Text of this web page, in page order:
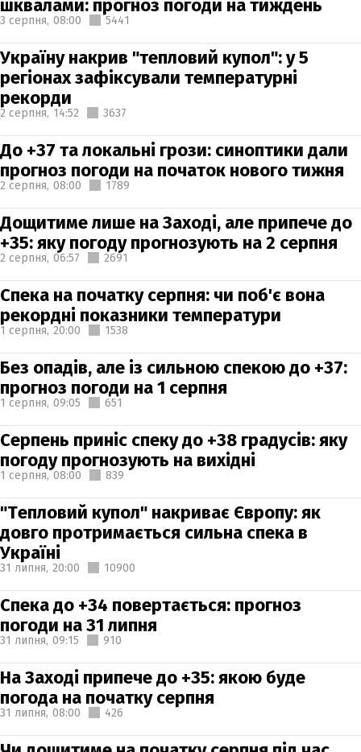
шквалами: прогноз погоди на тиждень
3 серпня, 08:00 5441
Україну накрив "тепловий купол": у 5
регіонах зафіксували температурні
рекорди
2 серпня, 14:52 3637
До +37 та локальні грози: синоптики дали
прогноз погоди на початок нового тижня
2 серпня, 08:00 1789
Дощитиме лише на Заході, але припече до
+35: яку погоду прогнозують на 2 серпня
2 серпня, 06:57 2691
Спека на початку серпня: чи поб'є вона
рекордні показники температури
1 серпня, 20:00 1538
Без опадів, але із сильною спекою до +37:
прогноз погоди на 1 серпня
1 серпня, 09:05 651
Серпень приніс спеку до +38 градусів: яку
погоду прогнозують на вихідні
1 серпня, 08:00 839
"Тепловий купол" накриває Європу: як
довго протримається сильна спека в
Україні
31 липня, 20:00 10900
Спека до +34 повертається: прогноз
погоди на 31 липня
31 липня, 09:15 910
На Заході припече до +35: якою буде
погода на початку серпня
31 липня, 08:00 426